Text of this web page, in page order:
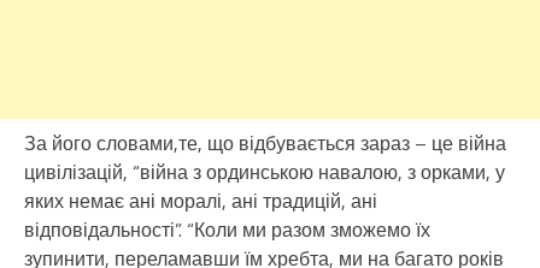
За його словами,те, що відбувається зараз – це війна
цивілізацій, “війна з ординською навалою, з орками, у
яких немає ані моралі, ані традицій, ані
відповідальності”. “Коли ми разом зможемо їх
зупинити, переламавши їм хребта, ми на багато років